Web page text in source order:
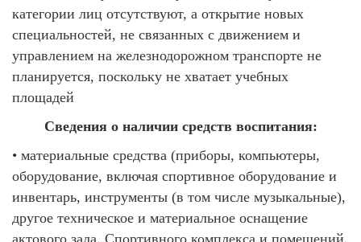
категории лиц отсутствуют, а открытие новых
специальностей, не связанных с движением и
управлением на железнодорожном транспорте не
планируется, поскольку не хватает учебных
площадей
Сведения о наличии средств воспитания:
• материальные средства (приборы, компьютеры,
оборудование, включая спортивное оборудование и
инвентарь, инструменты (в том числе музыкальные),
другое техническое и материальное оснащение
актового зала, Спортивного комплекса и помещений,